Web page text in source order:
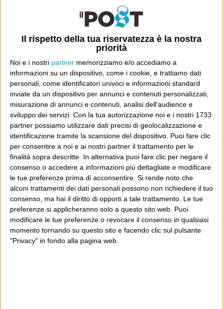
Il rispetto della tua riservatezza è la nostra
priorità
Noi e i nostri partner memorizziamo e/o accediamo a
informazioni su un dispositivo, come i cookie, e trattiamo dati
personali, come identificatori univoci e informazioni standard
inviate da un dispositivo per annunci e contenuti personalizzati,
misurazione di annunci e contenuti, analisi dell'audience e
sviluppo dei servizi. Con la tua autorizzazione noi e i nostri 1733
partner possiamo utilizzare dati precisi di geolocalizzazione e
identificazione tramite la scansione del dispositivo. Puoi fare clic
per consentire a noi e ai nostri partner il trattamento per le
finalità sopra descritte. In alternativa puoi fare clic per negare il
consenso o accedere a informazioni più dettagliate e modificare
le tue preferenze prima di acconsentire. Si rende noto che
alcuni trattamenti dei dati personali possono non richiedere il tuo
consenso, ma hai il diritto di opporti a tale trattamento. Le tue
preferenze si applicheranno solo a questo sito web. Puoi
modificare le tue preferenze o revocare il consenso in qualsiasi
momento tornando su questo sito e facendo clic sul pulsante
"Privacy" in fondo alla pagina web.
5 COMMENTI SU “NO, NON È LA
BBC”
George Frusciante 10 Giugno
2010 at 19:20
Fa molto P2, più che altro.
vandario 10 Giugno 2010 at 21:30
come ho già commentato su il post,
nell’articolo sulla chiusura di
Dispenser, il problema è la
pubblicità. Radio Rai, come la BBC,
non dovrebbe puntare a vendere
pubblicità, dovrebbe puntare alla